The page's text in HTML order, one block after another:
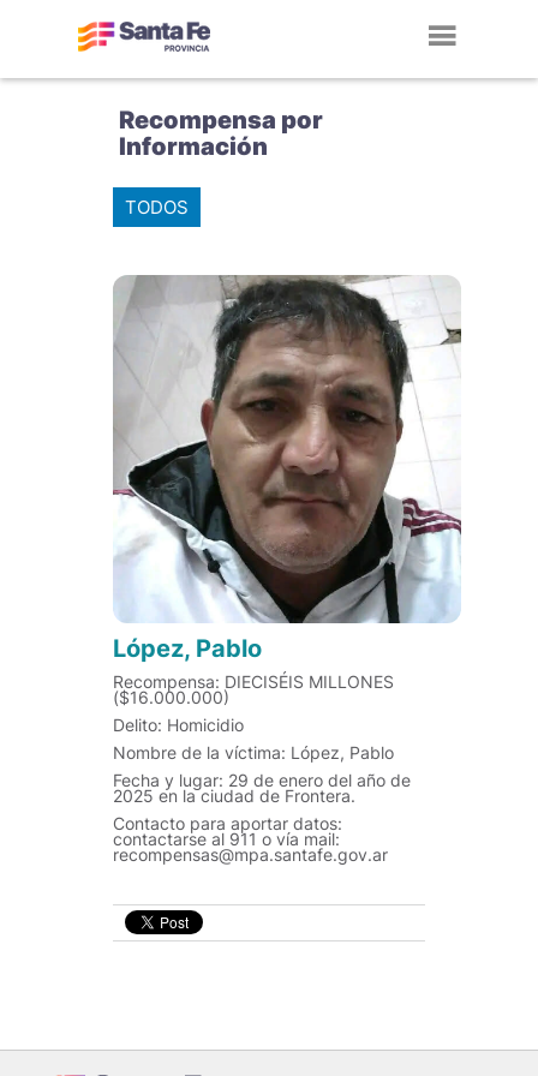
Recompensa por
Información
TODOS
López, Pablo
Recompensa: DIECISÉIS MILLONES
($16.000.000)
Delito: Homicidio
Nombre de la víctima: López, Pablo
Fecha y lugar: 29 de enero del año de
2025 en la ciudad de Frontera.
Contacto para aportar datos:
contactarse al 911 o vía mail:
recompensas@mpa.santafe.gov.ar